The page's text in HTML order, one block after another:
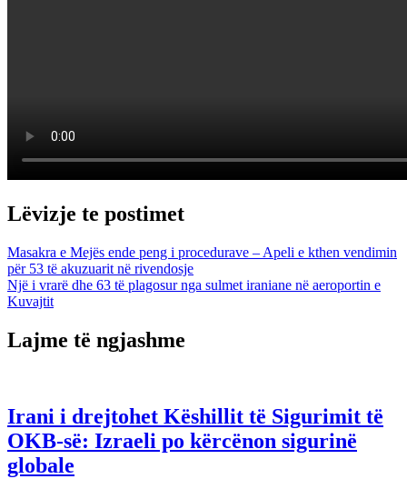
Lëvizje te postimet
Masakra e Mejës ende peng i procedurave – Apeli e kthen vendimin
për 53 të akuzuarit në rivendosje
Një i vrarë dhe 63 të plagosur nga sulmet iraniane në aeroportin e
Kuvajtit
Lajme të ngjashme
Irani i drejtohet Këshillit të Sigurimit të
OKB-së: Izraeli po kërcënon sigurinë
globale